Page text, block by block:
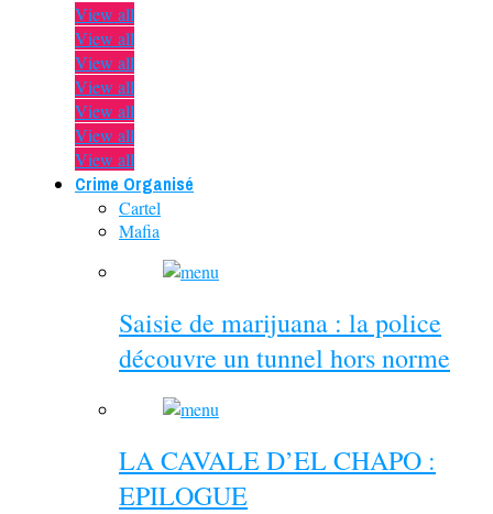
View all
View all
View all
View all
View all
View all
View all
Crime Organisé
Cartel
Mafia
Saisie de marijuana : la police
découvre un tunnel hors norme
LA CAVALE D’EL CHAPO :
EPILOGUE